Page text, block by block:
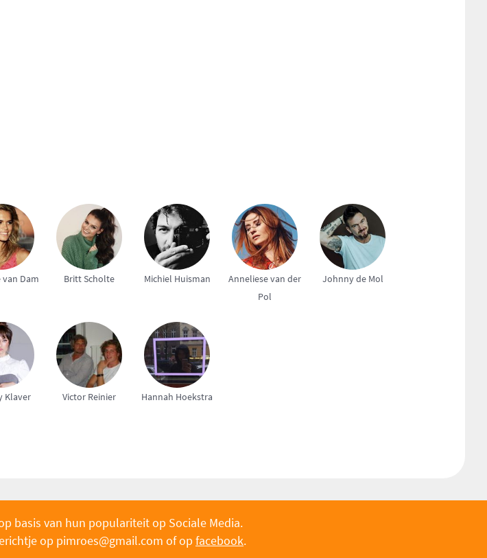
Dam Britt Scholte Michiel Huisman
Anneliese van der
Pol
Johnny de Mol
Klaver Victor Reinier Hannah Hoekstra
basis van hun populariteit op Sociale Media.
op pimroes@gmail.com of op facebook.